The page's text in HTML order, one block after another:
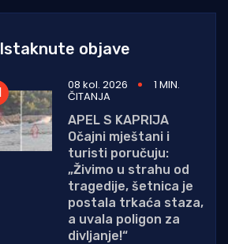
Istaknute objave
08 kol. 2026 1 MIN.
ČITANJA
APEL S KAPRIJA
Očajni mještani i
turisti poručuju:
„Živimo u strahu od
tragedije, šetnica je
postala trkaća staza,
a uvala poligon za
divljanje!“